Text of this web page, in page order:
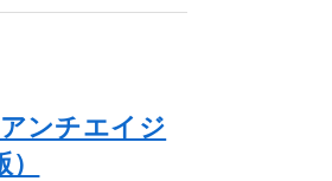
ンチエイジ